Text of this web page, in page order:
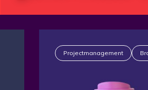
Projectmanagement